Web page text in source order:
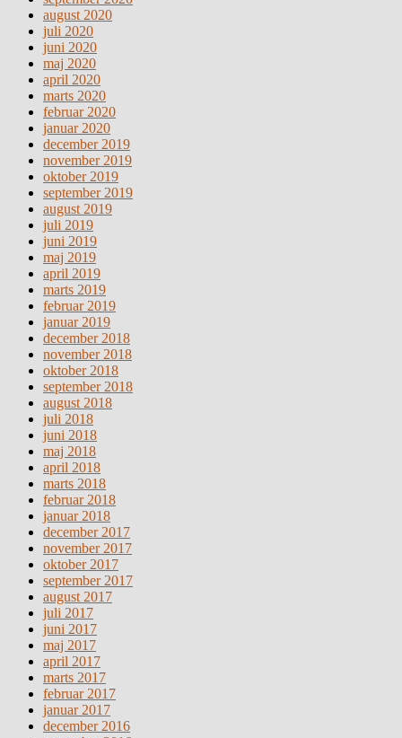
august 2020
juli 2020
juni 2020
maj 2020
april 2020
marts 2020
februar 2020
januar 2020
december 2019
november 2019
oktober 2019
september 2019
august 2019
juli 2019
juni 2019
maj 2019
april 2019
marts 2019
februar 2019
januar 2019
december 2018
november 2018
oktober 2018
september 2018
august 2018
juli 2018
juni 2018
maj 2018
april 2018
marts 2018
februar 2018
januar 2018
december 2017
november 2017
oktober 2017
september 2017
august 2017
juli 2017
juni 2017
maj 2017
april 2017
marts 2017
februar 2017
januar 2017
december 2016